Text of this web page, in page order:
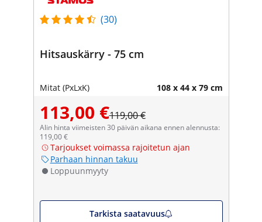
(30)
Hitsauskärry - 75 cm
Mitat (PxLxK) 108 x 44 x 79 cm
113,00 €119,00 €
Alin hinta viimeisten 30 päivän aikana ennen alennusta:
119,00 €
Tarjoukset voimassa rajoitetun ajan
Parhaan hinnan takuu
Loppuunmyyty
Tarkista saatavuus